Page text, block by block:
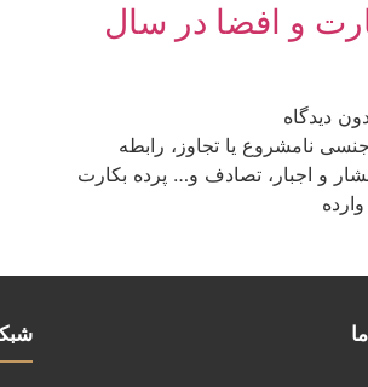
و افضا در سال
دیدگاه
نامشروع یا تجاوز، رابطه
و اجبار، تصادف و… پرده بکارت